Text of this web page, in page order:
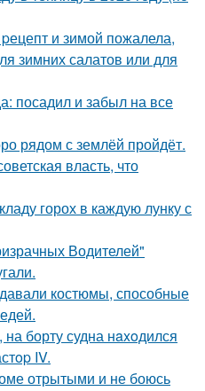
и зимой пожалела,
зимних салатов или для
посадил и забыл на все
рядом с землёй пройдёт.
власть, что
горох в каждую лунку с
Водителей"
костюмы, способные
на борту судна нaxoдился
IV.
отрытыми и не боюсь